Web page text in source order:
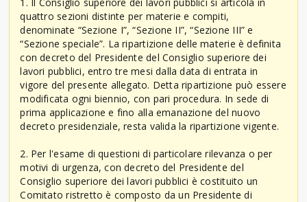
quattro sezioni distinte per materie e compiti,
denominate “Sezione I”, “Sezione II”, “Sezione III” e
“Sezione speciale”. La ripartizione delle materie è definita
con decreto del Presidente del Consiglio superiore dei
lavori pubblici, entro tre mesi dalla data di entrata in
vigore del presente allegato. Detta ripartizione può essere
modificata ogni biennio, con pari procedura. In sede di
prima applicazione e fino alla emanazione del nuovo
decreto presidenziale, resta valida la ripartizione vigente.
2. Per l'esame di questioni di particolare rilevanza o per
motivi di urgenza, con decreto del Presidente del
Consiglio superiore dei lavori pubblici è costituito un
Comitato ristretto è composto da un Presidente di